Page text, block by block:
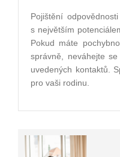
Pojištění
s největším
Pokud máte
správně, neváhejte
uvedených kontaktů.
pro vaši rodinu.